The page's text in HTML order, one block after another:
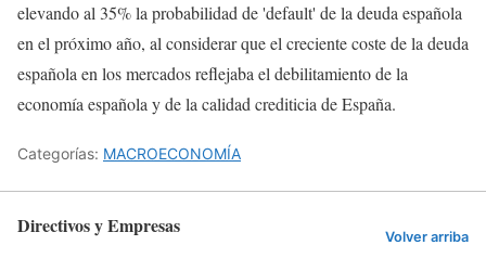
elevando al 35% la probabilidad de 'default' de la deuda española
en el próximo año, al considerar que el creciente coste de la deuda
española en los mercados reflejaba el debilitamiento de la
economía española y de la calidad crediticia de España.
Categorías: MACROECONOMÍA
Directivos y Empresas Volver arriba